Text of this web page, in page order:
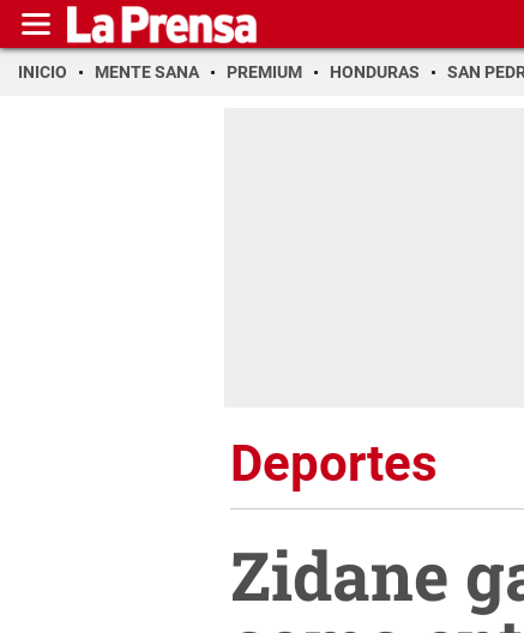
INICIO MENTE SANA PREMIUM HONDURAS SAN
Deportes
Zidane